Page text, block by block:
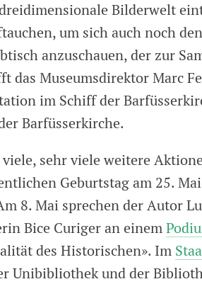
Bilderwelt
um sich auch noch
anzuschauen, der zur
das Museumsdirektor Marc
im Schiff der
Barfüsserkirche.
sehr viele weitere
Geburtstag am 25.
8. Mai sprechen der Autor
Bice Curiger an einem
des Historischen». Im
Unibibliothek und der